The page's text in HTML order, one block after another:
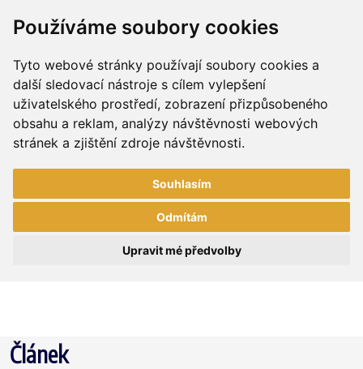
Používáme soubory cookies
Tyto webové stránky používají soubory cookies a
další sledovací nástroje s cílem vylepšení
uživatelského prostředí, zobrazení přizpůsobeného
obsahu a reklam, analýzy návštěvnosti webových
stránek a zjištění zdroje návštěvnosti.
Souhlasím
Odmítám
Upravit mé předvolby
Článek